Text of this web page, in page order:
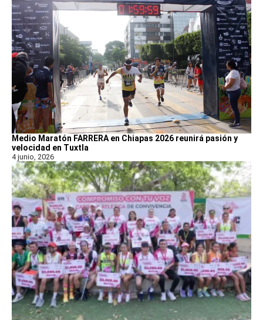
Medio Maratón FARRERA en Chiapas 2026 reunirá pasión y
velocidad en Tuxtla
4 junio, 2026